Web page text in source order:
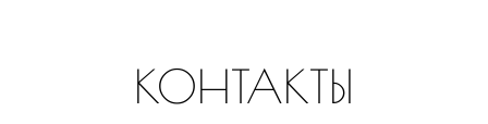
КОНТАКТЫ